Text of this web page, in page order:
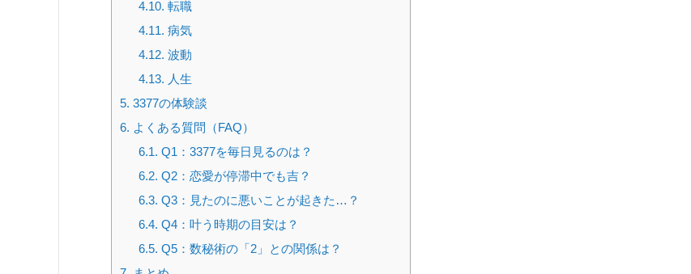
4.10. 転職
4.11. 病気
4.12. 波動
4.13. 人生
5. 3377の体験談
6. よくある質問（FAQ）
6.1. Q1：3377を毎日見るのは？
6.2. Q2：恋愛が停滞中でも吉？
6.3. Q3：見たのに悪いことが起きた…？
6.4. Q4：叶う時期の目安は？
6.5. Q5：数秘術の「2」との関係は？